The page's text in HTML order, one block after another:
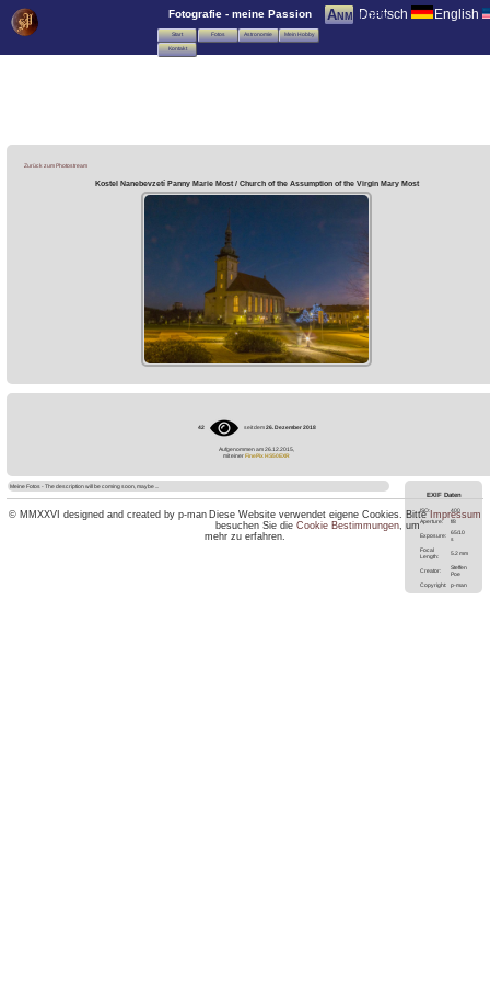
Deutsch English
Anmelden
Fotografie - meine Passion
Start Fotos Astronomie Mein Hobby
Kontakt
Zurück zum Photostream
Kostel Nanebevzetí Panny Marie Most / Church of the Assumption of the Virgin Mary Most
42 seit dem26. Dezember 2018
Aufgenommen am 26.12.2015,
mit einerFinePix HS50EXR
EXIF Daten
ISO:
400
Aperture:
f/8
Exposure:
65/10
s
Focal
Length:
5.2 mm
Creator:
Steffen
Poe
Copyright:
p-man
Meine Fotos - The description will be coming soon, maybe ...
© MMXXVI designed and created by p-man Impressum
Diese Website verwendet eigene Cookies. Bitte
besuchen Sie dieCookie Bestimmungen , um
mehr zu erfahren.